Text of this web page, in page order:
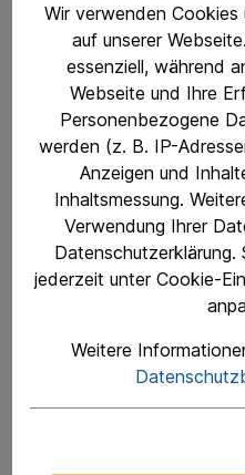
Zehnthofweg 2
52068 Aachen
Telefon 0241 551677
Telefax 0241 556125
eMAIL@Heinrich-
1. Inhalt des
Der Autor (Heinrich
Gewähr für die
Vollständigkeit oder
Informationen.
Autor, welche sich auf
ideeller Art beziehen,
unvollständiger
Wir verwenden
auf unserer
essenziell, während
Webseite und Ihre
Personenbezogene
werden (z. B. IP-
Anzeigen und
Inhaltsmessung.
Verwendung Ihrer
Datenschutzerklärung.
jederzeit unter Cookie-
Weitere